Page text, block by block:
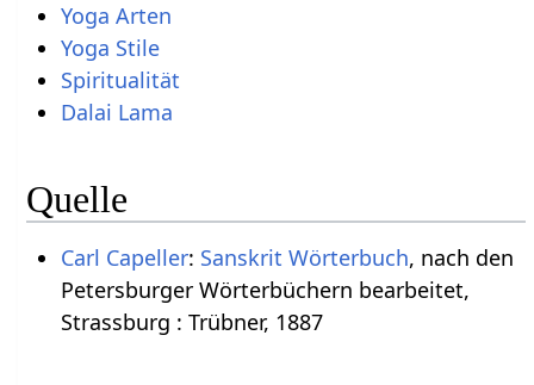
Yoga Arten
Yoga Stile
Spiritualität
Dalai Lama
Quelle
Carl Capeller: Sanskrit Wörterbuch, nach den
Petersburger Wörterbüchern bearbeitet,
Strassburg : Trübner, 1887